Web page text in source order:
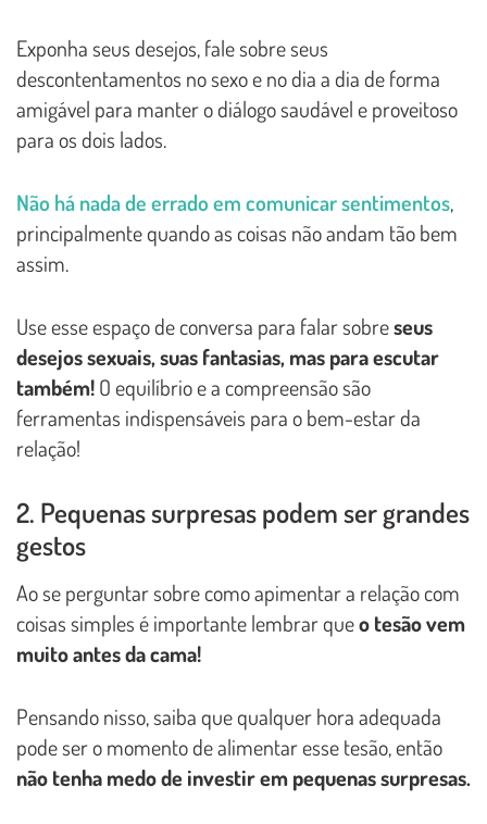
Exponha seus desejos, fale sobre seus
descontentamentos no sexo e no dia a dia de forma
amigável para manter o diálogo saudável e proveitoso
para os dois lados.
Não há nada de errado em comunicar sentimentos,
principalmente quando as coisas não andam tão bem
assim.
Use esse espaço de conversa para falar sobreseus
desejos sexuais, suas fantasias, mas para escutar
também!O equilíbrio e a compreensão são
ferramentas indispensáveis para o bem-estar da
relação!
2. Pequenas surpresas podem ser grandes
gestos
Ao se perguntar sobre como apimentar a relação com
coisas simples é importante lembrar queo tesão vem
muito antes da cama!
Pensando nisso, saiba que qualquer hora adequada
pode ser o momento de alimentar esse tesão, então
não tenha medo de investir em pequenas surpresas.